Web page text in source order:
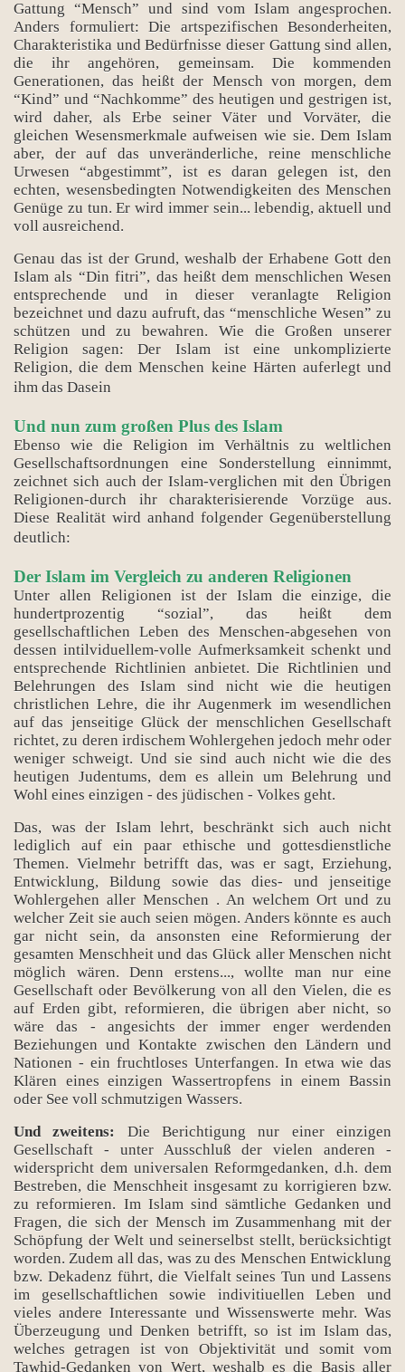
Gattung “Mensch” und sind vom Islam angesprochen.
Anders formuliert: Die artspezifischen Besonderheiten,
Charakteristika und Bedürfnisse dieser Gattung sind allen,
die ihr angehören, gemeinsam. Die kommenden
Generationen, das heißt der Mensch von morgen, dem
“Kind” und “Nachkomme” des heutigen und gestrigen ist,
wird daher, als Erbe seiner Väter und Vorväter, die
gleichen Wesensmerkmale aufweisen wie sie. Dem Islam
aber, der auf das unveränderliche, reine menschliche
Urwesen “abgestimmt”, ist es daran gelegen ist, den
echten, wesensbedingten Notwendigkeiten des Menschen
Genüge zu tun. Er wird immer sein... lebendig, aktuell und
voll ausreichend.
Genau das ist der Grund, weshalb der Erhabene Gott den
Islam als “Din fitri”, das heißt dem menschlichen Wesen
entsprechende und in dieser veranlagte Religion
bezeichnet und dazu aufruft, das “menschliche Wesen” zu
schützen und zu bewahren. Wie die Großen unserer
Religion sagen: Der Islam ist eine unkomplizierte
Religion, die dem Menschen keine Härten auferlegt und
ihm das Dasein
Und nun zum großen Plus des Islam
Ebenso wie die Religion im Verhältnis zu weltlichen
Gesellschaftsordnungen eine Sonderstellung einnimmt,
zeichnet sich auch der Islam-verglichen mit den Übrigen
Religionen-durch ihr charakterisierende Vorzüge aus.
Diese Realität wird anhand folgender Gegenüberstellung
deutlich:
Der Islam im Vergleich zu anderen Religionen
Unter allen Religionen ist der Islam die einzige, die
hundertprozentig “sozial”, das heißt dem
gesellschaftlichen Leben des Menschen-abgesehen von
dessen intilviduellem-volle Aufmerksamkeit schenkt und
entsprechende Richtlinien anbietet. Die Richtlinien und
Belehrungen des Islam sind nicht wie die heutigen
christlichen Lehre, die ihr Augenmerk im wesendlichen
auf das jenseitige Glück der menschlichen Gesellschaft
richtet, zu deren irdischem Wohlergehen jedoch mehr oder
weniger schweigt. Und sie sind auch nicht wie die des
heutigen Judentums, dem es allein um Belehrung und
Wohl eines einzigen - des jüdischen - Volkes geht.
Das, was der Islam lehrt, beschränkt sich auch nicht
lediglich auf ein paar ethische und gottesdienstliche
Themen. Vielmehr betrifft das, was er sagt, Erziehung,
Entwicklung, Bildung sowie das dies- und jenseitige
Wohlergehen aller Menschen . An welchem Ort und zu
welcher Zeit sie auch seien mögen. Anders könnte es auch
gar nicht sein, da ansonsten eine Reformierung der
gesamten Menschheit und das Glück aller Menschen nicht
möglich wären. Denn erstens..., wollte man nur eine
Gesellschaft oder Bevölkerung von all den Vielen, die es
auf Erden gibt, reformieren, die übrigen aber nicht, so
wäre das - angesichts der immer enger werdenden
Beziehungen und Kontakte zwischen den Ländern und
Nationen - ein fruchtloses Unterfangen. In etwa wie das
Klären eines einzigen Wassertropfens in einem Bassin
oder See voll schmutzigen Wassers.
Und zweitens:
Die Berichtigung nur einer einzigen
Gesellschaft - unter Ausschluß der vielen anderen -
widerspricht dem universalen Reformgedanken, d.h. dem
Bestreben, die Menschheit insgesamt zu korrigieren bzw.
zu reformieren. Im Islam sind sämtliche Gedanken und
Fragen, die sich der Mensch im Zusammenhang mit der
Schöpfung der Welt und seinerselbst stellt, berücksichtigt
worden. Zudem all das, was zu des Menschen Entwicklung
bzw. Dekadenz führt, die Vielfalt seines Tun und Lassens
im gesellschaftlichen sowie indivitiuellen Leben und
vieles andere Interessante und Wissenswerte mehr. Was
Überzeugung und Denken betrifft, so ist im Islam das,
welches getragen ist von Objektivität und somit vom
Tawhid-Gedanken von Wert, weshalb es die Basis aller